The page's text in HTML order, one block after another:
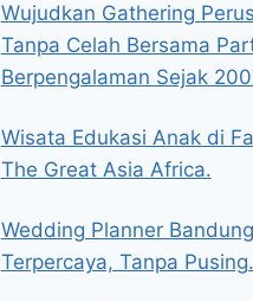
Wujudkan Gathering
Tanpa Celah Bersama
Berpengalaman Sejak
Wisata Edukasi Anak di
The Great Asia Africa.
Wedding Planner Bandung
Terpercaya, Tanpa Pusing.